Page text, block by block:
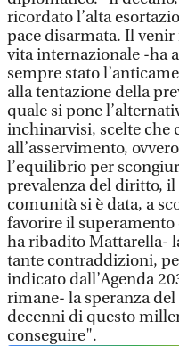
ricordato l’alta
pace disarmata. Il
vita internazionale -ha
sempre stato
alla tentazione della
quale si pone
inchinarvisi, scelte che
all’asservimento,
l’equilibrio per
prevalenza del diritto,
comunità si è data, a
favorire il superamento
ha ribadito Mattarella-
tante contraddizioni,
indicato dall’Agenda
rimane- la speranza
decenni di questo
conseguire".